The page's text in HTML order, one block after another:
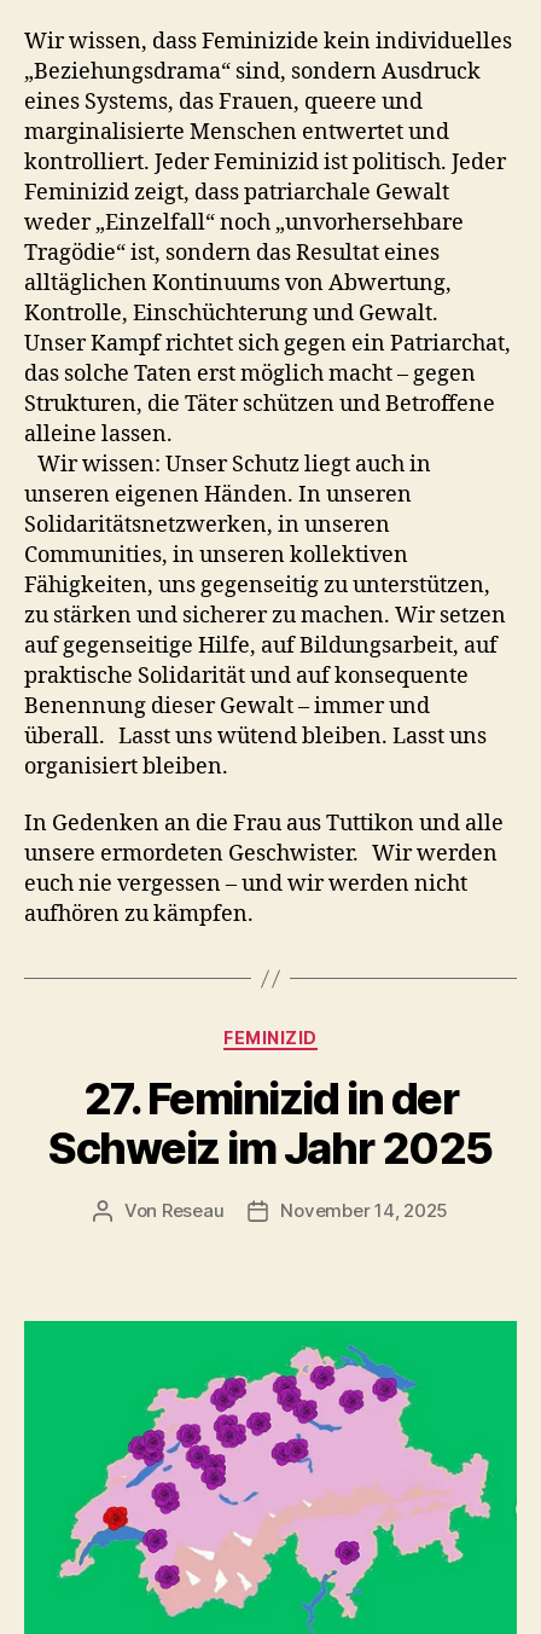
Wir wissen, dass Feminizide kein individuelles
„Beziehungsdrama“ sind, sondern Ausdruck
eines Systems, das Frauen, queere und
marginalisierte Menschen entwertet und
kontrolliert. Jeder Feminizid ist politisch. Jeder
Feminizid zeigt, dass patriarchale Gewalt
weder „Einzelfall“ noch „unvorhersehbare
Tragödie“ ist, sondern das Resultat eines
alltäglichen Kontinuums von Abwertung,
Kontrolle, Einschüchterung und Gewalt.
Unser Kampf richtet sich gegen ein Patriarchat,
das solche Taten erst möglich macht – gegen
Strukturen, die Täter schützen und Betroffene
alleine lassen.
Wir wissen: Unser Schutz liegt auch in
unseren eigenen Händen. In unseren
Solidaritätsnetzwerken, in unseren
Communities, in unseren kollektiven
Fähigkeiten, uns gegenseitig zu unterstützen,
zu stärken und sicherer zu machen. Wir setzen
auf gegenseitige Hilfe, auf Bildungsarbeit, auf
praktische Solidarität und auf konsequente
Benennung dieser Gewalt – immer und
überall. Lasst uns wütend bleiben. Lasst uns
organisiert bleiben.
In Gedenken an die Frau aus Tuttikon und alle
unsere ermordeten Geschwister. Wir werden
euch nie vergessen – und wir werden nicht
aufhören zu kämpfen.
Kategorien
FEMINIZID
27. Feminizid in der
Schweiz im Jahr 2025
Beitragsautor
Von Reseau Veröffentlichungsdatum
November 14, 2025